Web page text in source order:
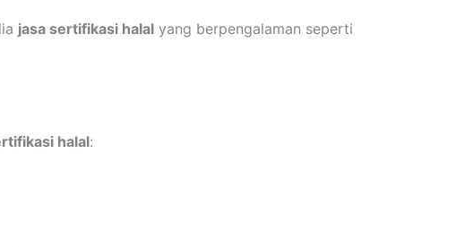
jasa sertifikasi halal yang berpengalaman seperti
halal: